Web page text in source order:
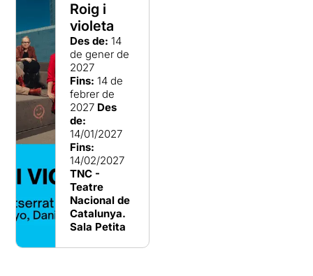
Roig i
violeta
Des de: 14
de gener de
2027
Fins: 14 de
febrer de
2027 Des
de:
14/01/2027
Fins:
14/02/2027
TNC -
Teatre
Nacional de
Catalunya.
Sala Petita